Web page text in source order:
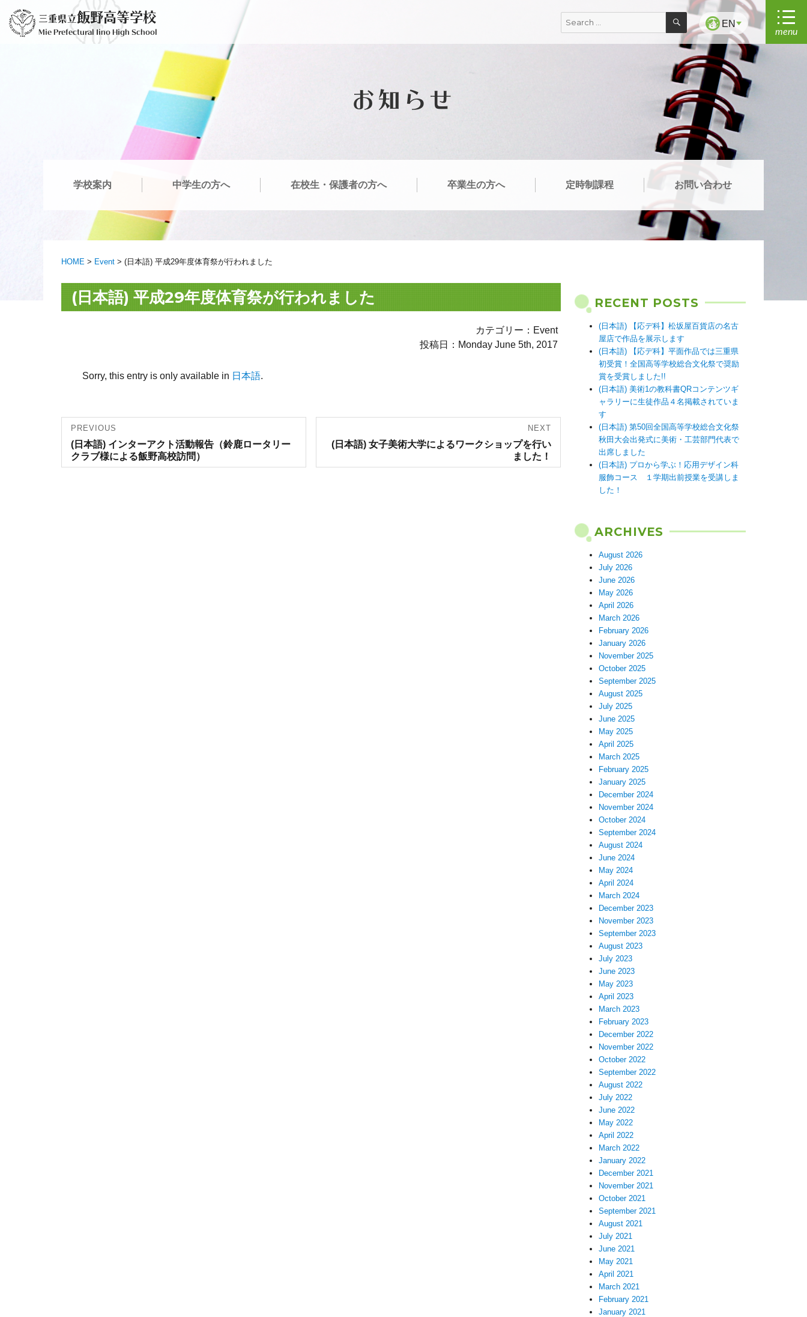
content
三重県立飯野高等学校
Mie Prefectural Iino High School
Search
for:
SEARCH
EN
menu
お知らせ
学校案内 中学生の方へ 在校生・保護者の方へ 卒業生の方へ 定時制課程 お問い合わせ
HOME > Event > (日本語) 平成29年度体育祭が行われました
(日本語) 平成29年度体育祭が行われました
カテゴリー：Event
投稿日：Monday June 5th, 2017
Sorry, this entry is only available in 日本語.
Post
navigation
PREVIOUS
Previous
post:
(日本語) インターアクト活動報告（鈴鹿ロータリー
クラブ様による飯野高校訪問）
NEXT
Next
post:
(日本語) 女子美術大学によるワークショップを行い
ました！
RECENT POSTS
(日本語) 【応デ科】松坂屋百貨店の名古
屋店で作品を展示します
(日本語) 【応デ科】平面作品では三重県
初受賞！全国高等学校総合文化祭で奨励
賞を受賞しました!!
(日本語) 美術1の教科書QRコンテンツギ
ャラリーに生徒作品４名掲載されていま
す
(日本語) 第50回全国高等学校総合文化祭
秋田大会出発式に美術・工芸部門代表で
出席しました
(日本語) プロから学ぶ！応用デザイン科
服飾コース １学期出前授業を受講しま
した！
ARCHIVES
August 2026
July 2026
June 2026
May 2026
April 2026
March 2026
February 2026
January 2026
November 2025
October 2025
September 2025
August 2025
July 2025
June 2025
May 2025
April 2025
March 2025
February 2025
January 2025
December 2024
November 2024
October 2024
September 2024
August 2024
June 2024
May 2024
April 2024
March 2024
December 2023
November 2023
September 2023
August 2023
July 2023
June 2023
May 2023
April 2023
March 2023
February 2023
December 2022
November 2022
October 2022
September 2022
August 2022
July 2022
June 2022
May 2022
April 2022
March 2022
January 2022
December 2021
November 2021
October 2021
September 2021
August 2021
July 2021
June 2021
May 2021
April 2021
March 2021
February 2021
January 2021